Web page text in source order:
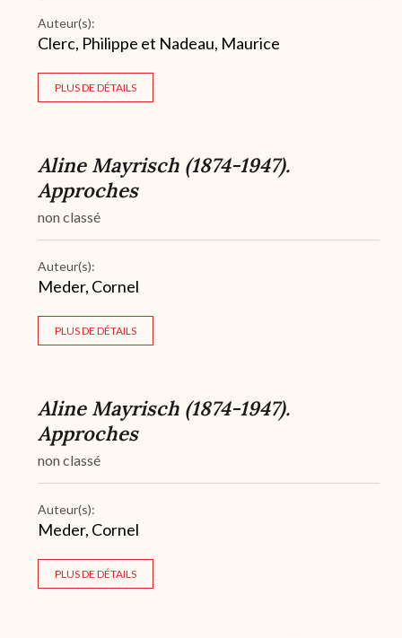
Auteur(s):
Clerc, Philippe et Nadeau, Maurice
PLUS DE DÉTAILS
Aline Mayrisch (1874-1947).
Approches
non classé
Auteur(s):
Meder, Cornel
PLUS DE DÉTAILS
Aline Mayrisch (1874-1947).
Approches
non classé
Auteur(s):
Meder, Cornel
PLUS DE DÉTAILS